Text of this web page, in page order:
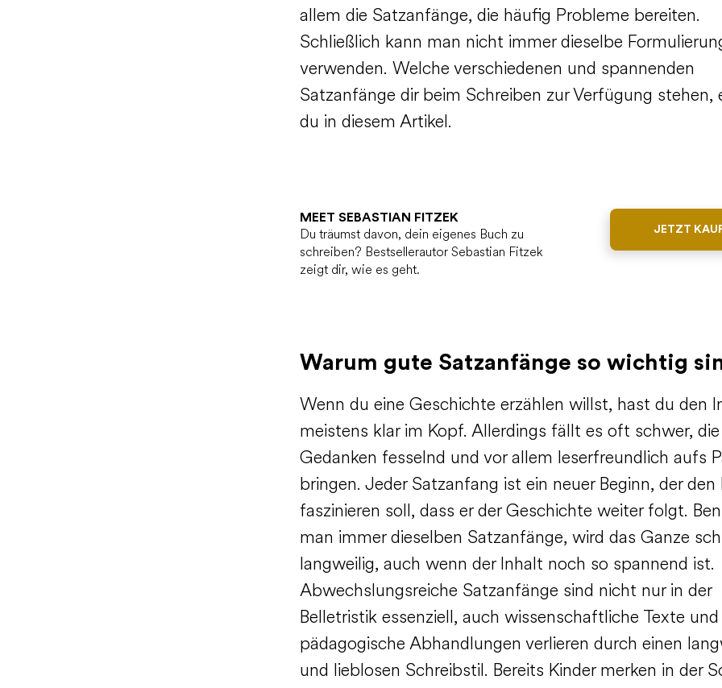
allem die Satzanfänge, die häufig Probleme bereiten.
Schließlich kann man nicht immer dieselbe
verwenden. Welche verschiedenen und spannenden
Satzanfänge dir beim Schreiben zur Verfügung stehen,
du in diesem Artikel.
MEET SEBASTIAN FITZEK
Du träumst davon, dein eigenes Buch zu
schreiben? Bestsellerautor Sebastian Fitzek
zeigt dir, wie es geht.
JETZT
Warum gute Satzanfänge so wichtig
Wenn du eine Geschichte erzählen willst, hast du den
meistens klar im Kopf. Allerdings fällt es oft schwer, die
Gedanken fesselnd und vor allem leserfreundlich aufs
bringen. Jeder Satzanfang ist ein neuer Beginn, der den
faszinieren soll, dass er der Geschichte weiter folgt.
man immer dieselben Satzanfänge, wird das Ganze
langweilig, auch wenn der Inhalt noch so spannend ist.
Abwechslungsreiche Satzanfänge sind nicht nur in der
Belletristik essenziell, auch wissenschaftliche Texte und
pädagogische Abhandlungen verlieren durch einen
und lieblosen Schreibstil. Bereits Kinder merken in der